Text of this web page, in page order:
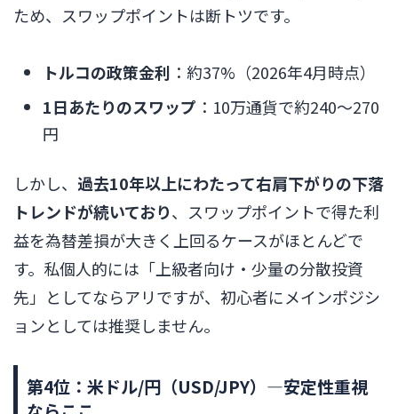
ため、スワップポイントは断トツです。
トルコの政策金利 ：約37%（2026年4月時点）
1日あたりのスワップ ：10万通貨で約240〜270
円
しかし、 過去10年以上にわたって右肩下がりの下落
トレンドが続いており、スワップポイントで得た利
益を為替差損が大きく上回るケースがほとんどで
す。私個人的には「上級者向け・少量の分散投資
先」としてならアリですが、初心者にメインポジシ
ョンとしては推奨しません。
第4位：米ドル/円（USD/JPY）―安定性重視